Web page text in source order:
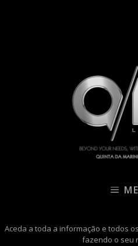
Aceda a toda a informação e todos
fazendo o seu